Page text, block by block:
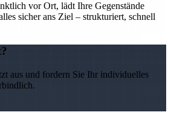
vor Ort, lädt Ihre Gegenstände
sicher ans Ziel – strukturiert, schnell
aus und fordern Sie Ihr individuelles